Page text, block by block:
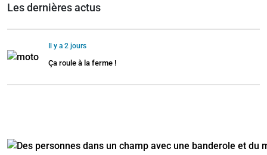
Les dernières actus
Il y a 2 jours
Ça roule à la ferme !